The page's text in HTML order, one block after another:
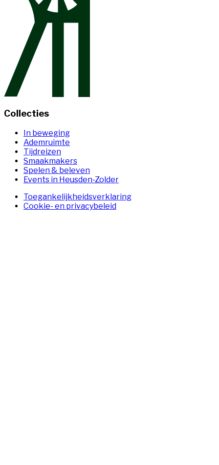
Collecties
In beweging
Ademruimte
Tijdreizen
Smaakmakers
Spelen & beleven
Events in Heusden-Zolder
Toegankelijkheidsverklaring
Cookie- en privacybeleid